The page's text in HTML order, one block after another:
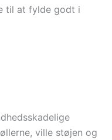
til at fylde godt i
ville støjen og